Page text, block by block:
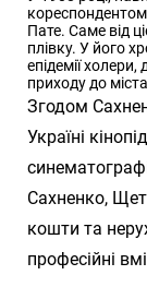
Пате. Саме від
плівку. У його
епідемії
приходу до
Згодом
Україні
Сахненко,
кошти та
професійні